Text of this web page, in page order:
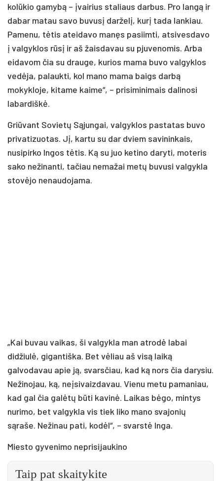
kolūkio gamybą – įvairius staliaus darbus. Pro langą ir
dabar matau savo buvusį darželį, kurį tada lankiau.
Pamenu, tėtis ateidavo manęs pasiimti, atsivesdavo
į valgyklos rūsį ir aš žaisdavau su pjuvenomis. Arba
eidavom čia su drauge, kurios mama buvo valgyklos
vedėja, palaukti, kol mano mama baigs darbą
mokykloje, kitame kaime“, – prisiminimais dalinosi
labardiškė.
Griūvant Sovietų Sąjungai, valgyklos pastatas buvo
privatizuotas. Jį, kartu su dar dviem savininkais,
nusipirko Ingos tėtis. Ką su juo ketino daryti, moteris
sako nežinanti, tačiau nemažai metų buvusi valgykla
stovėjo nenaudojama.
„Kai buvau vaikas, ši valgykla man atrodė labai
didžiulė, gigantiška. Bet vėliau aš visą laiką
galvodavau apie ją, svarsčiau, kad ką nors čia darysiu.
Nežinojau, ką, neįsivaizdavau. Vienu metu pamaniau,
kad gal čia galėtų būti kavinė. Laikas bėgo, mintys
nurimo, bet valgykla vis tiek liko mano svajonių
sąraše. Nežinau pati, kodėl“, – svarstė Inga.
Miesto gyvenimo neprisijaukino
Taip pat skaitykite